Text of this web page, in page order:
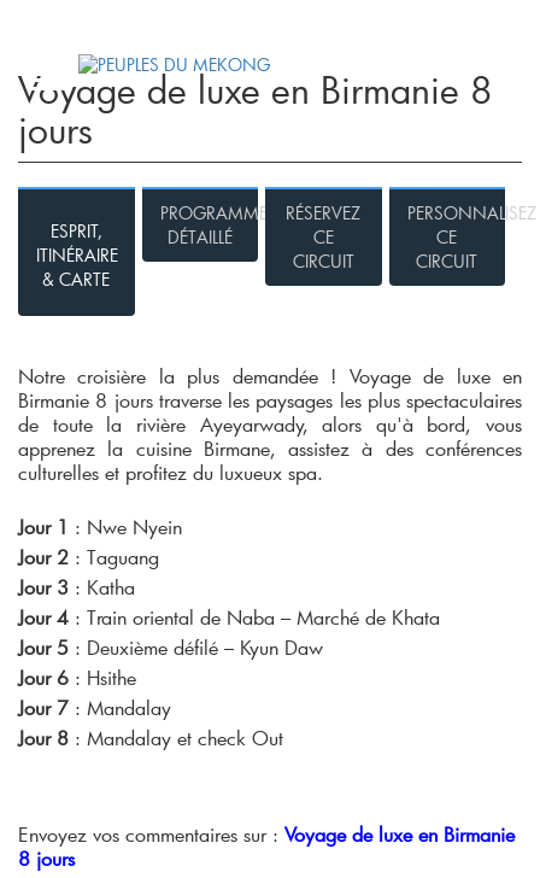
Voyage de luxe en Birmanie 8
jours
ESPRIT,
ITINÉRAIRE
& CARTE
PROGRAMME
DÉTAILLÉ
RÉSERVEZ
CE
CIRCUIT
PERSONNALISEZ
CE
CIRCUIT
Notre croisière la plus demandée ! Voyage de luxe en
Birmanie 8 jours traverse les paysages les plus spectaculaires
de toute la rivière Ayeyarwady, alors qu'à bord, vous
apprenez la cuisine Birmane, assistez à des conférences
culturelles et profitez du luxueux spa.
Jour 1 : Nwe Nyein
Jour 2 : Taguang
Jour 3 : Katha
Jour 4 : Train oriental de Naba – Marché de Khata
Jour 5 : Deuxième défilé – Kyun Daw
Jour 6 : Hsithe
Jour 7 : Mandalay
Jour 8 : Mandalay et check Out
Envoyez vos commentaires sur : Voyage de luxe en Birmanie
8 jours